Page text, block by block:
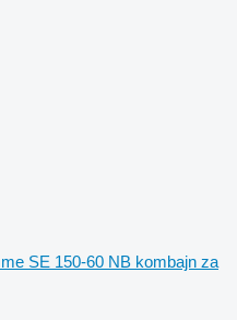
SE 150-60 NB kombajn za